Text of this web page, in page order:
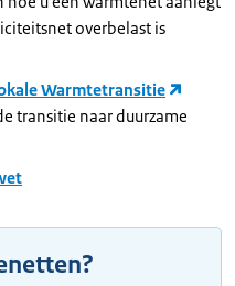
overbelast is
Warmtetransitie
transitie naar duurzame